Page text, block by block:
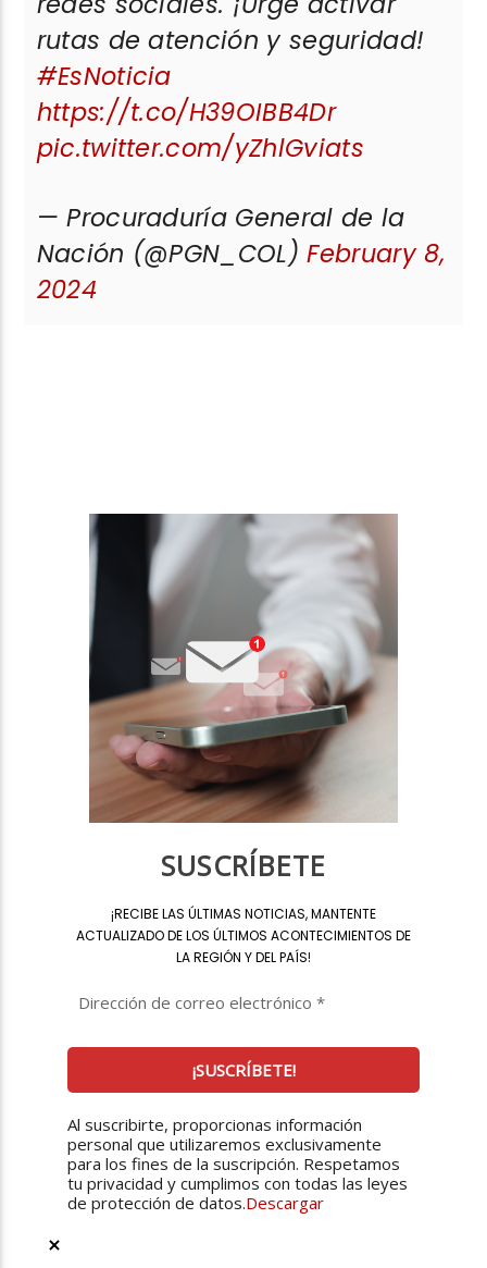
rutas de atención y seguridad!
#EsNoticia
https://t.co/H39OIBB4Dr
pic.twitter.com/yZhlGviats
— Procuraduría General de la
Nación (@PGN_COL)February 8,
2024
SUSCRÍBETE
¡RECIBE LAS ÚLTIMAS NOTICIAS, MANTENTE
ACTUALIZADO DE LOS ÚLTIMOS ACONTECIMIENTOS DE
LA REGIÓN Y DEL PAÍS!
Al suscribirte, proporcionas información
personal que utilizaremos exclusivamente
para los fines de la suscripción. Respetamos
tu privacidad y cumplimos con todas las leyes
de protección de datos.Descargar